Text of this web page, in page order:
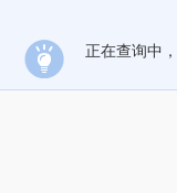
正在查询中